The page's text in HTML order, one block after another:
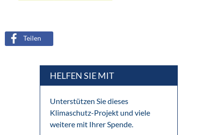
Teilen
HELFEN SIE MIT
Unterstützen Sie dieses
Klimaschutz-Projekt und viele
weitere mit Ihrer Spende.